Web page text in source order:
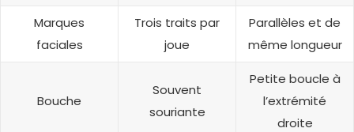
Marques
faciales
Trois traits par
joue
Parallèles et de
même longueur
Bouche
Souvent
souriante
Petite boucle à
l’extrémité
droite